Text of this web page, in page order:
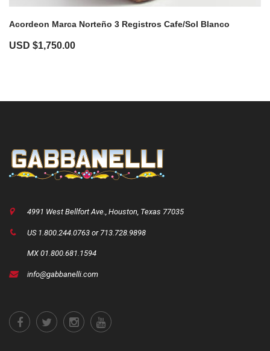
Acordeon Marca Norteño 3 Registros Cafe/Sol Blanco
USD $1,750.00
4991 West Bellfort Ave., Houston, Texas 77035
US 1.800.244.0763 or 713.728.9898
MX 01.800.681.1594
info@gabbanelli.com